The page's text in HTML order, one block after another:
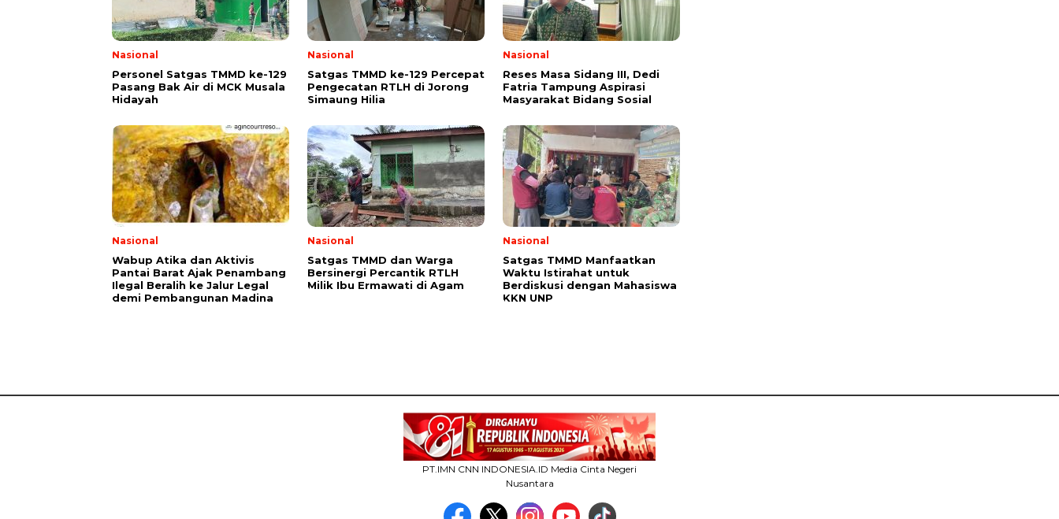
Nasional
Personel Satgas TMMD ke-129
Pasang Bak Air di MCK Musala
Hidayah
Nasional
Satgas TMMD ke-129 Percepat
Pengecatan RTLH di Jorong
Simaung Hilia
Nasional
Reses Masa Sidang III, Dedi
Fatria Tampung Aspirasi
Masyarakat Bidang Sosial
Nasional
Wabup Atika dan Aktivis
Pantai Barat Ajak Penambang
Ilegal Beralih ke Jalur Legal
demi Pembangunan Madina
Nasional
Satgas TMMD dan Warga
Bersinergi Percantik RTLH
Milik Ibu Ermawati di Agam
Nasional
Satgas TMMD Manfaatkan
Waktu Istirahat untuk
Berdiskusi dengan Mahasiswa
KKN UNP
PT.IMN CNN INDONESIA.ID Media Cinta Negeri
Nusantara